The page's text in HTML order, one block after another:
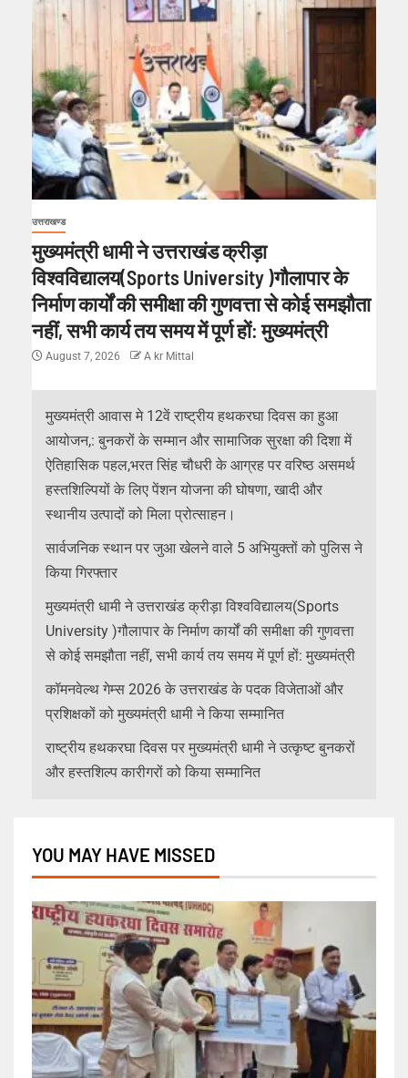
उत्तराखण्ड
मुख्यमंत्री धामी ने उत्तराखंड क्रीड़ा
विश्वविद्यालय(Sports University )गौलापार के
निर्माण कार्यों की समीक्षा की गुणवत्ता से कोई समझौता
नहीं, सभी कार्य तय समय में पूर्ण हों: मुख्यमंत्री
August 7, 2026 A kr Mittal
मुख्यमंत्री आवास मे 12वें राष्ट्रीय हथकरघा दिवस का हुआ
आयोजन,: बुनकरों के सम्मान और सामाजिक सुरक्षा की दिशा में
ऐतिहासिक पहल,भरत सिंह चौधरी के आग्रह पर वरिष्ठ असमर्थ
हस्तशिल्पियों के लिए पेंशन योजना की घोषणा, खादी और
स्थानीय उत्पादों को मिला प्रोत्साहन।
सार्वजनिक स्थान पर जुआ खेलने वाले 5 अभियुक्तों को पुलिस ने
किया गिरफ्तार
मुख्यमंत्री धामी ने उत्तराखंड क्रीड़ा विश्वविद्यालय(Sports
University )गौलापार के निर्माण कार्यों की समीक्षा की गुणवत्ता
से कोई समझौता नहीं, सभी कार्य तय समय में पूर्ण हों: मुख्यमंत्री
कॉमनवेल्थ गेम्स 2026 के उत्तराखंड के पदक विजेताओं और
प्रशिक्षकों को मुख्यमंत्री धामी ने किया सम्मानित
राष्ट्रीय हथकरघा दिवस पर मुख्यमंत्री धामी ने उत्कृष्ट बुनकरों
और हस्तशिल्प कारीगरों को किया सम्मानित
YOU MAY HAVE MISSED